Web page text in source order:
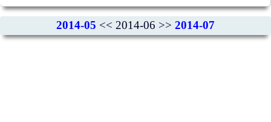
2014-05 << 2014-06 >> 2014-07